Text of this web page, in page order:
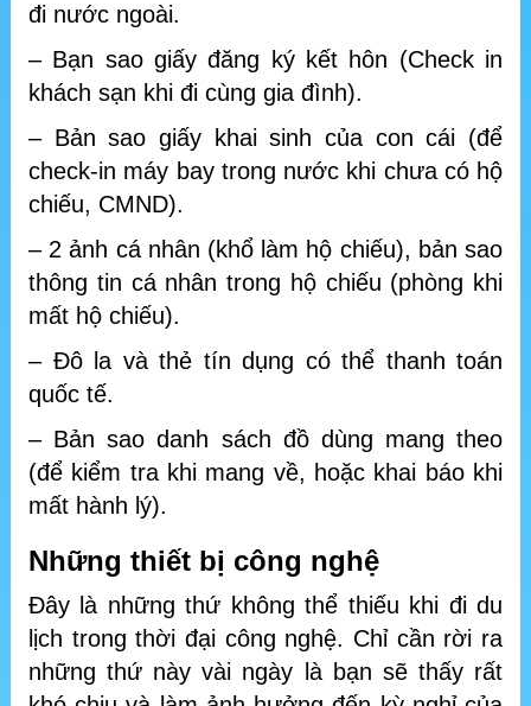
đi nước ngoài.
– Bạn sao giấy đăng ký kết hôn (Check in
khách sạn khi đi cùng gia đình).
– Bản sao giấy khai sinh của con cái (để
check-in máy bay trong nước khi chưa có hộ
chiếu, CMND).
– 2 ảnh cá nhân (khổ làm hộ chiếu), bản sao
thông tin cá nhân trong hộ chiếu (phòng khi
mất hộ chiếu).
– Đô la và thẻ tín dụng có thể thanh toán
quốc tế.
– Bản sao danh sách đồ dùng mang theo
(để kiểm tra khi mang về, hoặc khai báo khi
mất hành lý).
Những thiết bị công nghệ
Đây là những thứ không thể thiếu khi đi du
lịch trong thời đại công nghệ. Chỉ cần rời ra
những thứ này vài ngày là bạn sẽ thấy rất